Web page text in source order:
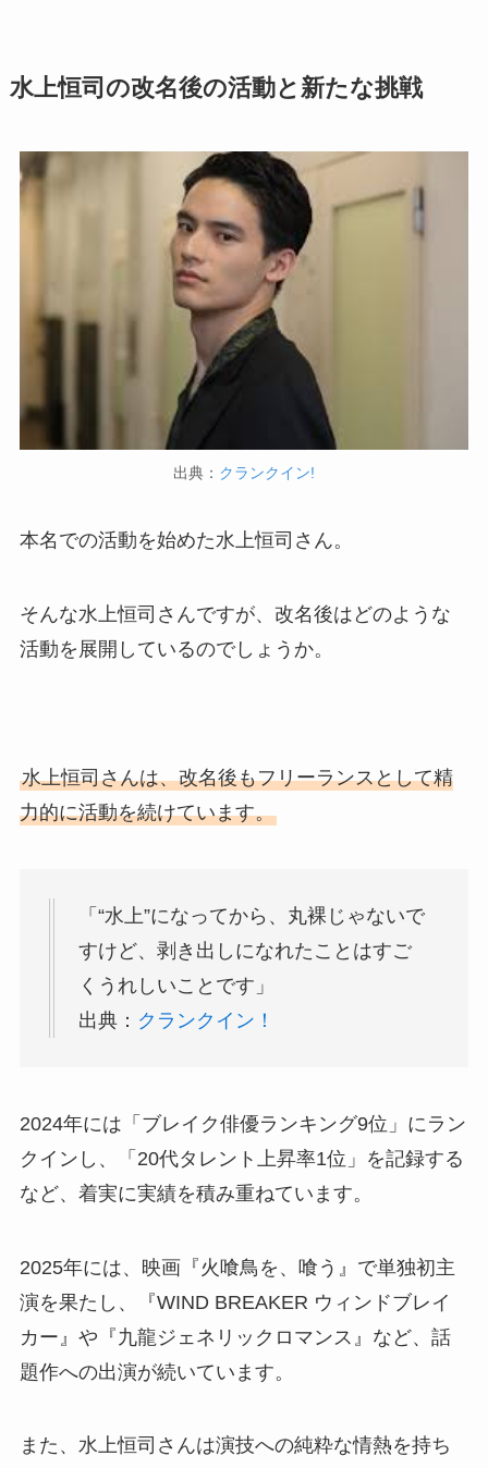
水上恒司の改名後の活動と新たな挑戦
出典： クランクイン!
本名での活動を始めた水上恒司さん。
そんな水上恒司さんですが、改名後はどのような
活動を展開しているのでしょうか。
水上恒司さんは、改名後もフリーランスとして精
力的に活動を続けています。
「“水上”になってから、丸裸じゃないで
すけど、剥き出しになれたことはすご
くうれしいことです」
出典： クランクイン！
2024年には「ブレイク俳優ランキング9位」にラン
クインし、「20代タレント上昇率1位」を記録する
など、着実に実績を積み重ねています。
2025年には、映画『火喰鳥を、喰う』で単独初主
演を果たし、『WIND BREAKER ウィンドブレイ
カー』や『九龍ジェネリックロマンス』など、話
題作への出演が続いています。
また、水上恒司さんは演技への純粋な情熱を持ち